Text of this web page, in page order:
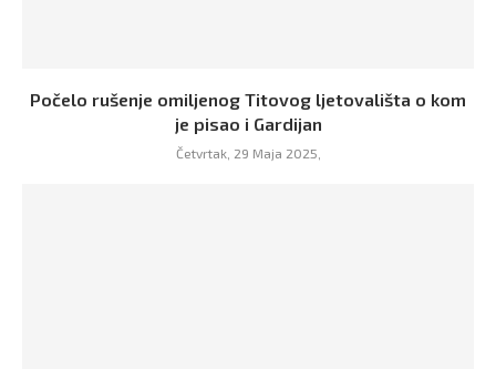
Počelo rušenje omiljenog Titovog ljetovališta o kom
je pisao i Gardijan
Četvrtak, 29 Maja 2025,